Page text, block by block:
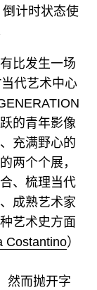
计时状态使
比发生一场
代艺术中心
的青年影像
充满野心的
两个个展，
、梳理当代
成熟艺术家
艺术史方面
Costantino）
然而抛开字